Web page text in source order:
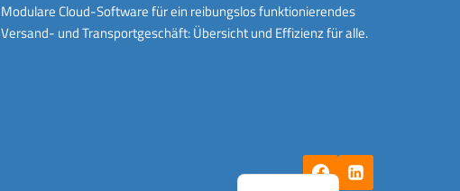
Modulare Cloud-Software für ein reibungslos funktionierendes
Versand- und Transportgeschäft: Übersicht und Effizienz für alle.